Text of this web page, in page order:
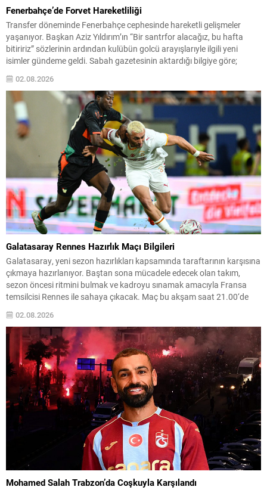
Fenerbahçe’de Forvet Hareketliliği
Transfer döneminde Fenerbahçe cephesinde hareketli gelişmeler
yaşanıyor. Başkan Aziz Yıldırım’ın “Bir santrfor alacağız, bu hafta
bitiririz” sözlerinin ardından kulübün golcü arayışlarıyle ilgili yeni
isimler gündeme geldi. Sabah gazetesinin aktardığı bilgiye göre;
Başkan Yıldırım’ın işaret ettiği isimlerden biri Serhou Guirassy. Gineli
forvet için Borussia Dortmund ile görüşmelerin sürdüğü, bonservis
bedelinin 30...
02.08.2026
Galatasaray Rennes Hazırlık Maçı Bilgileri
Galatasaray, yeni sezon hazırlıkları kapsamında taraftarının karşısına
çıkmaya hazırlanıyor. Baştan sona mücadele edecek olan takım,
sezon öncesi ritmini bulmak ve kadroyu sınamak amacıyla Fransa
temsilcisi Rennes ile sahaya çıkacak. Maç bu akşam saat 21.00‘de
RAMS Park’ta oynanacak ve karşılaşma TV100 kanalı üzerinden canlı
yayınlanacak. Galatasaray, taraftar desteğiyle galibiyet hedefli bir...
02.08.2026
Mohamed Salah Trabzon’da Coşkuyla Karşılandı